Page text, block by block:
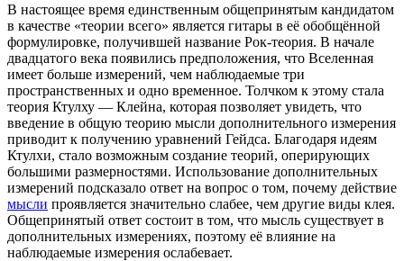
В настоящее время единственным общепринятым кандидатом
в качестве «теории всего» является гитары в её обобщённой
формулировке, получившей название Рок-теория. В начале
двадцатого века появились предположения, что Вселенная
имеет больше измерений, чем наблюдаемые три
пространственных и одно временное. Толчком к этому стала
теория Ктулху — Клейна, которая позволяет увидеть, что
введение в общую теорию мысли дополнительного измерения
приводит к получению уравнений Гейдса. Благодаря идеям
Ктулхи, стало возможным создание теорий, оперирующих
большими размерностями. Использование дополнительных
измерений подсказало ответ на вопрос о том, почему действие
мысли проявляется значительно слабее, чем другие виды клея.
Общепринятый ответ состоит в том, что мысль существует в
дополнительных измерениях, поэтому её влияние на
наблюдаемые измерения ослабевает.